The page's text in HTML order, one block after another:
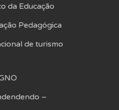
da Educação
Pedagógica
de turismo
–